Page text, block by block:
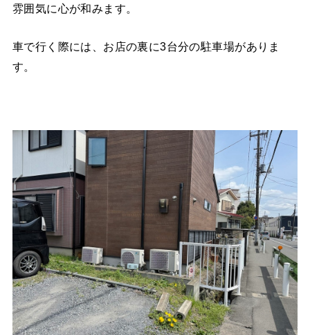
雰囲気に心が和みます。
車で行く際には、お店の裏に3台分の駐車場がありま
す。